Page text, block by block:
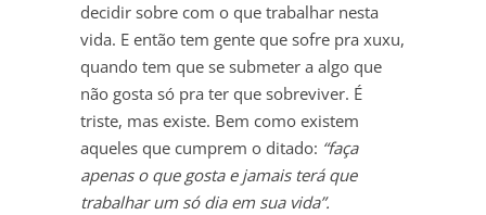
decidir sobre com o que trabalhar nesta
vida. E então tem gente que sofre pra xuxu,
quando tem que se submeter a algo que
não gosta só pra ter que sobreviver. É
triste, mas existe. Bem como existem
aqueles que cumprem o ditado: “faça
apenas o que gosta e jamais terá que
trabalhar um só dia em sua vida”.